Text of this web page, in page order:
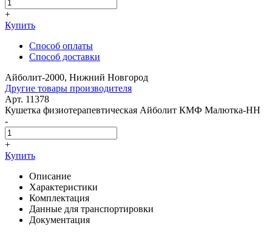
+
Купить
Способ оплаты
Способ доставки
Айболит-2000, Нижний Новгород
Другие товары производителя
Арт. 11378
Кушетка физиотерапевтическая Айболит КМФ Малютка-НН
-
+
Купить
Описание
Характеристики
Комплектация
Данные для транспортировки
Документация